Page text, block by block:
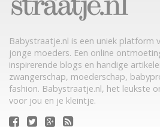
Babystraatje.nl is een uniek platform
jonge moeders. Een online
inspirerende blogs en handige
zwangerschap, moederschap,
fashion. Babystraatje.nl, het leukste
voor jou en je kleintje.